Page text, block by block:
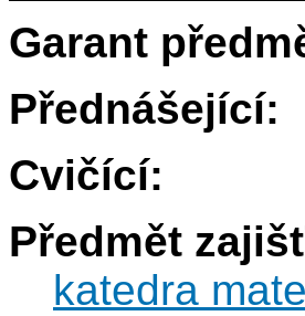
Garant
Přednášející:
Cvičící:
Předmět
katedra